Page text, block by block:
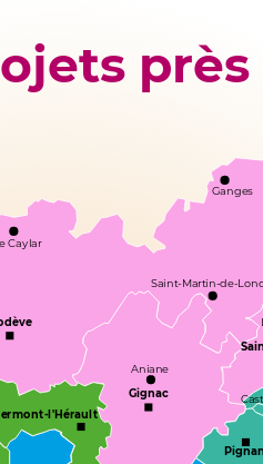
près
Gignac
Saint-Martin-de-
Caylar
Aniane
Ganges
l'Hérault